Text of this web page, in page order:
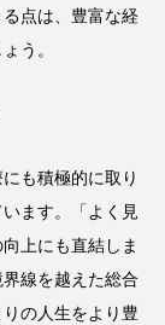
点は、豊富な経
う。
も積極的に取り
ます。「よく見
上にも直結しま
線を越えた総合
の人生をより豊